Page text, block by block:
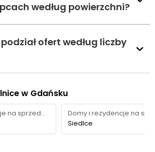
według powierzchni?
ofert według liczby
w Gdańsku
Domy i rezydencje na sprzedaż
Siedlce